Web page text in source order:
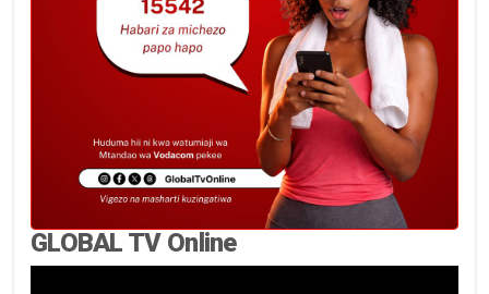
GLOBAL TV Online